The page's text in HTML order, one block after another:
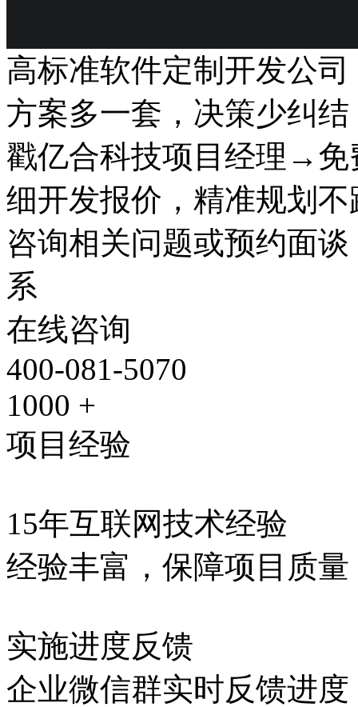
高标准软件定制开发公司
方案多一套，决策少纠结
戳亿合科技项目经理→免
细开发报价，精准规划不
咨询相关问题或预约面
系
在线咨询
400-081-5070
1000 +
项目经验
15年互联网技术经验
经验丰富，保障项目质量
实施进度反馈
企业微信群实时反馈进度